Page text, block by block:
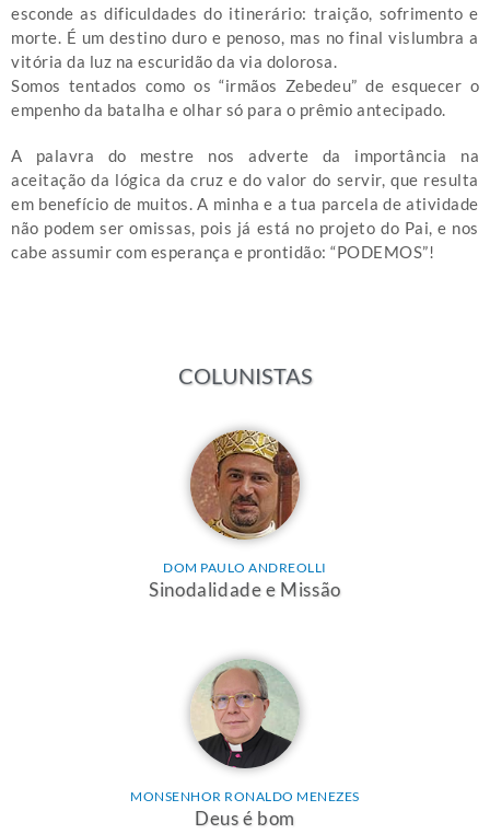
esconde as dificuldades do itinerário: traição, sofrimento e
morte. É um destino duro e penoso, mas no final vislumbra a
vitória da luz na escuridão da via dolorosa.
Somos tentados como os “irmãos Zebedeu” de esquecer o
empenho da batalha e olhar só para o prêmio antecipado.
A palavra do mestre nos adverte da importância na
aceitação da lógica da cruz e do valor do servir, que resulta
em benefício de muitos. A minha e a tua parcela de atividade
não podem ser omissas, pois já está no projeto do Pai, e nos
cabe assumir com esperança e prontidão: “PODEMOS”!
COLUNISTAS
DOM PAULO ANDREOLLI
Sinodalidade e Missão
MONSENHOR RONALDO MENEZES
Deus é bom